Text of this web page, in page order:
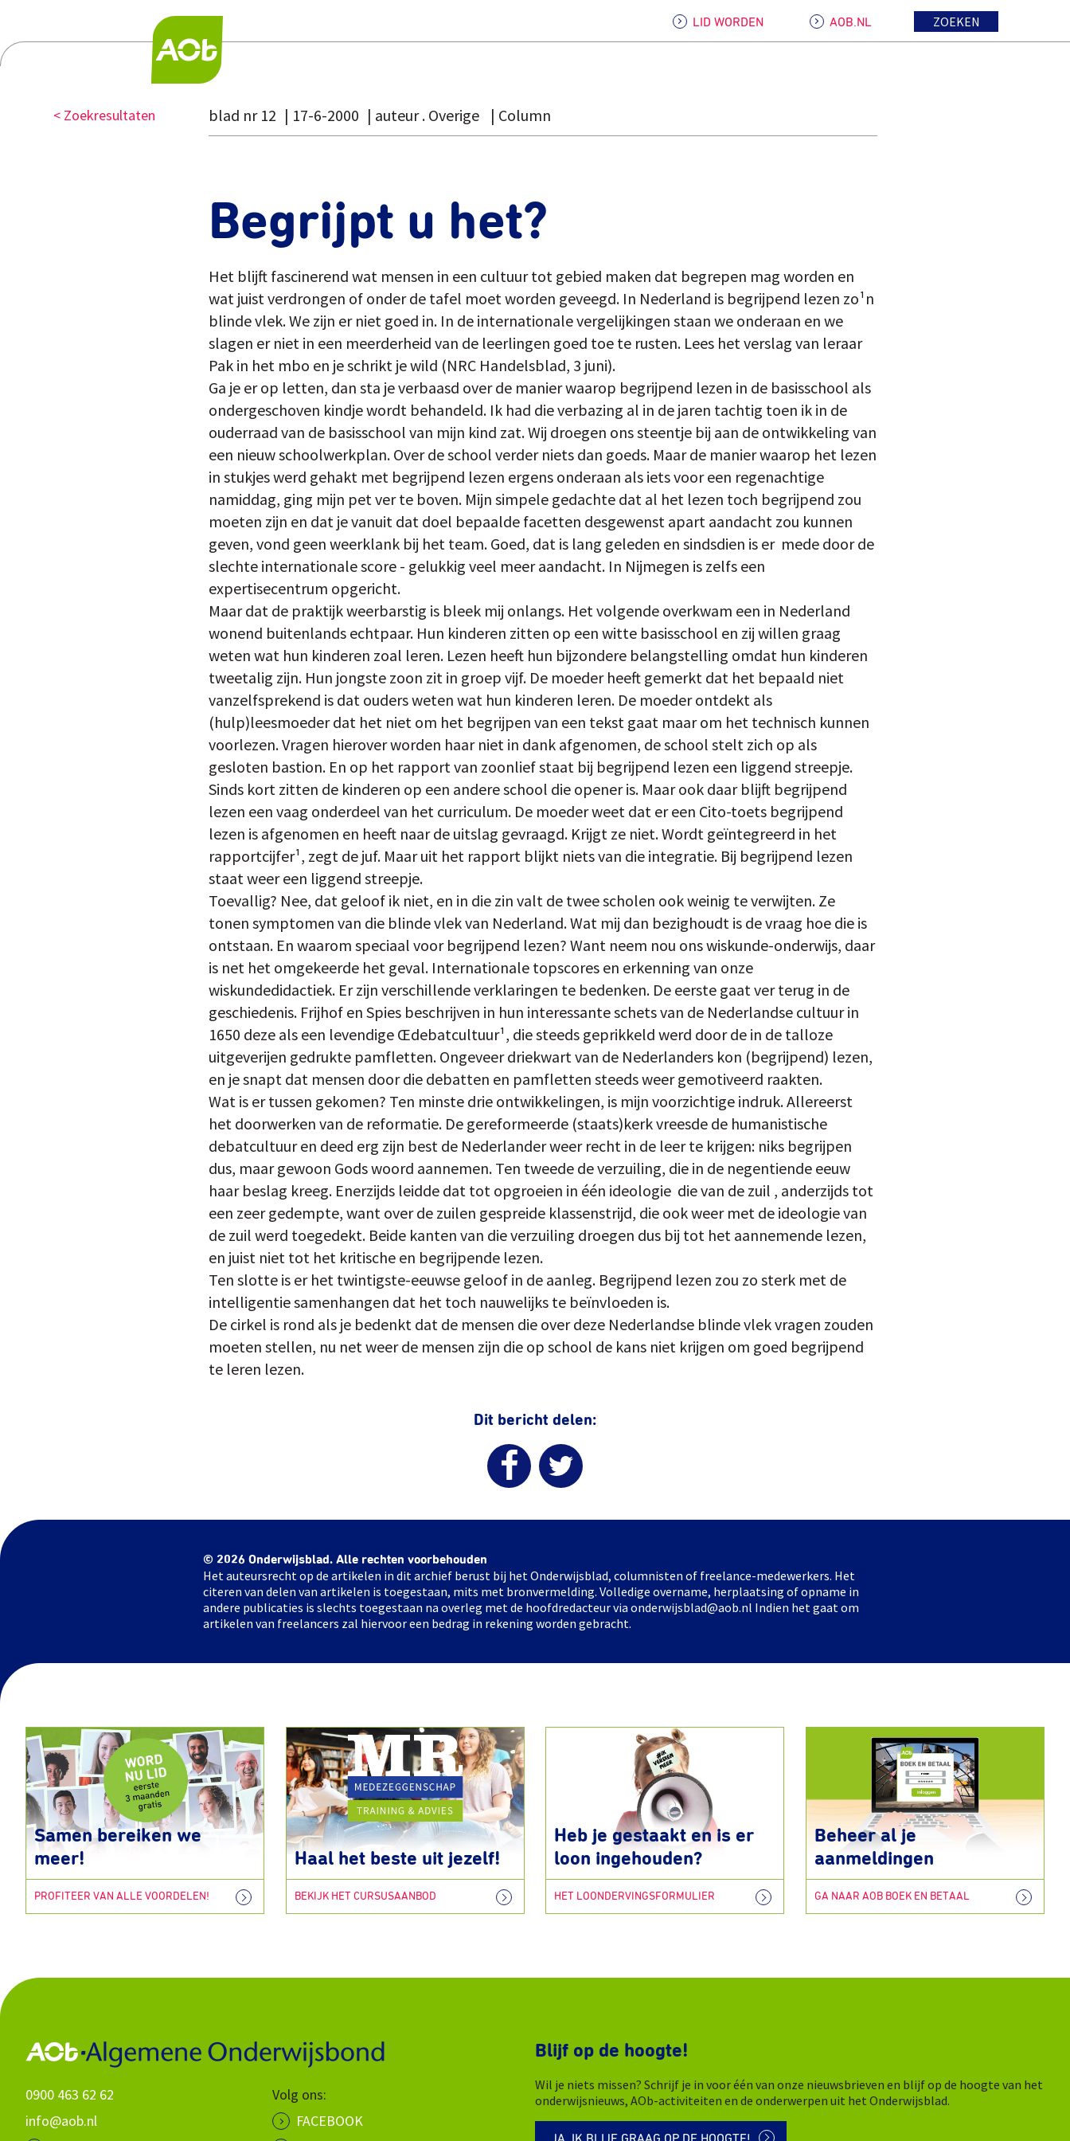
LID WORDEN AOB.NL ZOEKEN
< Zoekresultaten blad nr 12 17-6-2000 auteur . Overige Column
Begrijpt u het?
Het blijft fascinerend wat mensen in een cultuur tot gebied maken dat begrepen mag worden en
wat juist verdrongen of onder de tafel moet worden geveegd. In Nederland is begrijpend lezen zo¹n
blinde vlek. We zijn er niet goed in. In de internationale vergelijkingen staan we onderaan en we
slagen er niet in een meerderheid van de leerlingen goed toe te rusten. Lees het verslag van leraar
Pak in het mbo en je schrikt je wild (NRC Handelsblad, 3 juni).
Ga je er op letten, dan sta je verbaasd over de manier waarop begrijpend lezen in de basisschool als
ondergeschoven kindje wordt behandeld. Ik had die verbazing al in de jaren tachtig toen ik in de
ouderraad van de basisschool van mijn kind zat. Wij droegen ons steentje bij aan de ontwikkeling van
een nieuw schoolwerkplan. Over de school verder niets dan goeds. Maar de manier waarop het lezen
in stukjes werd gehakt met begrijpend lezen ergens onderaan als iets voor een regenachtige
namiddag, ging mijn pet ver te boven. Mijn simpele gedachte dat al het lezen toch begrijpend zou
moeten zijn en dat je vanuit dat doel bepaalde facetten desgewenst apart aandacht zou kunnen
geven, vond geen weerklank bij het team. Goed, dat is lang geleden en sindsdien is er ­ mede door de
slechte internationale score - gelukkig veel meer aandacht. In Nijmegen is zelfs een
expertisecentrum opgericht.
Maar dat de praktijk weerbarstig is bleek mij onlangs. Het volgende overkwam een in Nederland
wonend buitenlands echtpaar. Hun kinderen zitten op een witte basisschool en zij willen graag
weten wat hun kinderen zoal leren. Lezen heeft hun bijzondere belangstelling omdat hun kinderen
tweetalig zijn. Hun jongste zoon zit in groep vijf. De moeder heeft gemerkt dat het bepaald niet
vanzelfsprekend is dat ouders weten wat hun kinderen leren. De moeder ontdekt als
(hulp)leesmoeder dat het niet om het begrijpen van een tekst gaat maar om het technisch kunnen
voorlezen. Vragen hierover worden haar niet in dank afgenomen, de school stelt zich op als
gesloten bastion. En op het rapport van zoonlief staat bij begrijpend lezen een liggend streepje.
Sinds kort zitten de kinderen op een andere school die opener is. Maar ook daar blijft begrijpend
lezen een vaag onderdeel van het curriculum. De moeder weet dat er een Cito-toets begrijpend
lezen is afgenomen en heeft naar de uitslag gevraagd. Krijgt ze niet. Wordt geïntegreerd in het
rapportcijfer¹, zegt de juf. Maar uit het rapport blijkt niets van die integratie. Bij begrijpend lezen
staat weer een liggend streepje.
Toevallig? Nee, dat geloof ik niet, en in die zin valt de twee scholen ook weinig te verwijten. Ze
tonen symptomen van die blinde vlek van Nederland. Wat mij dan bezighoudt is de vraag hoe die is
ontstaan. En waarom speciaal voor begrijpend lezen? Want neem nou ons wiskunde-onderwijs, daar
is net het omgekeerde het geval. Internationale topscores en erkenning van onze
wiskundedidactiek. Er zijn verschillende verklaringen te bedenken. De eerste gaat ver terug in de
geschiedenis. Frijhof en Spies beschrijven in hun interessante schets van de Nederlandse cultuur in
1650 deze als een levendige Œdebatcultuur¹, die steeds geprikkeld werd door de in de talloze
uitgeverijen gedrukte pamfletten. Ongeveer driekwart van de Nederlanders kon (begrijpend) lezen,
en je snapt dat mensen door die debatten en pamfletten steeds weer gemotiveerd raakten.
Wat is er tussen gekomen? Ten minste drie ontwikkelingen, is mijn voorzichtige indruk. Allereerst
het doorwerken van de reformatie. De gereformeerde (staats)kerk vreesde de humanistische
debatcultuur en deed erg zijn best de Nederlander weer recht in de leer te krijgen: niks begrijpen
dus, maar gewoon Gods woord aannemen. Ten tweede de verzuiling, die in de negentiende eeuw
haar beslag kreeg. Enerzijds leidde dat tot opgroeien in één ideologie ­ die van de zuil ­, anderzijds tot
een zeer gedempte, want over de zuilen gespreide klassenstrijd, die ook weer met de ideologie van
de zuil werd toegedekt. Beide kanten van die verzuiling droegen dus bij tot het aannemende lezen,
en juist niet tot het kritische en begrijpende lezen.
Ten slotte is er het twintigste-eeuwse geloof in de aanleg. Begrijpend lezen zou zo sterk met de
intelligentie samenhangen dat het toch nauwelijks te beïnvloeden is.
De cirkel is rond als je bedenkt dat de mensen die over deze Nederlandse blinde vlek vragen zouden
moeten stellen, nu net weer de mensen zijn die op school de kans niet krijgen om goed begrijpend
te leren lezen.
Dit bericht delen:
© 2026 Onderwijsblad. Alle rechten voorbehouden
Het auteursrecht op de artikelen in dit archief berust bij het Onderwijsblad, columnisten of freelance-medewerkers. Het
citeren van delen van artikelen is toegestaan, mits met bronvermelding. Volledige overname, herplaatsing of opname in
andere publicaties is slechts toegestaan na overleg met de hoofdredacteur via onderwijsblad@aob.nl Indien het gaat om
artikelen van freelancers zal hiervoor een bedrag in rekening worden gebracht.
Samen bereiken we
meer!
PROFITEER VAN ALLE VOORDELEN!
Haal het beste uit jezelf!
BEKIJK HET CURSUSAANBOD
Heb je gestaakt en is er
loon ingehouden?
HET LOONDERVINGSFORMULIER
Beheer al je
aanmeldingen
GA NAAR AOB BOEK EN BETAAL
0900 463 62 62
info@aob.nl
Volg ons:
FACEBOOK
Blijf op de hoogte!
Wil je niets missen? Schrijf je in voor één van onze nieuwsbrieven en blijf op de hoogte van het
onderwijsnieuws, AOb-activiteiten en de onderwerpen uit het Onderwijsblad.